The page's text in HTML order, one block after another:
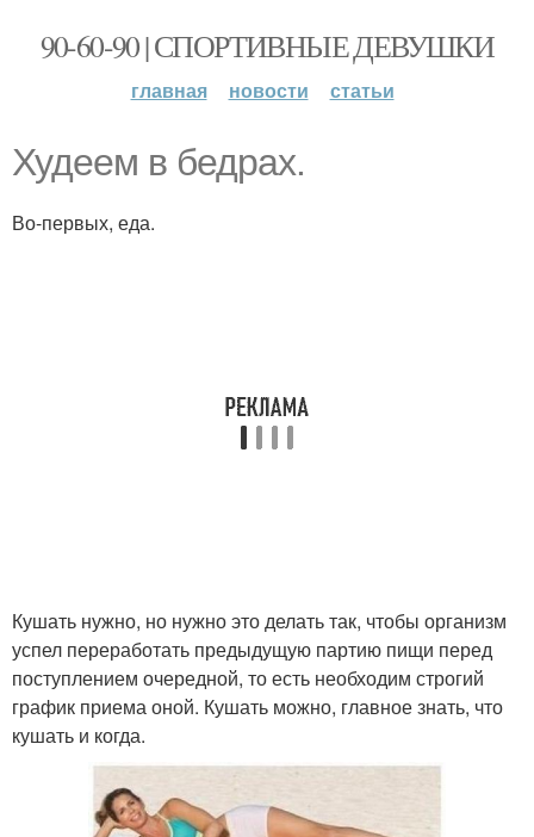
90-60-90 | СПОРТИВНЫЕ ДЕВУШКИ
главная новости статьи
Худеем в бедрах.
Во-первых, еда.
Кушать нужно, но нужно это делать так, чтобы организм
успел переработать предыдущую партию пищи перед
поступлением очередной, то есть необходим строгий
график приема оной. Кушать можно, главное знать, что
кушать и когда.